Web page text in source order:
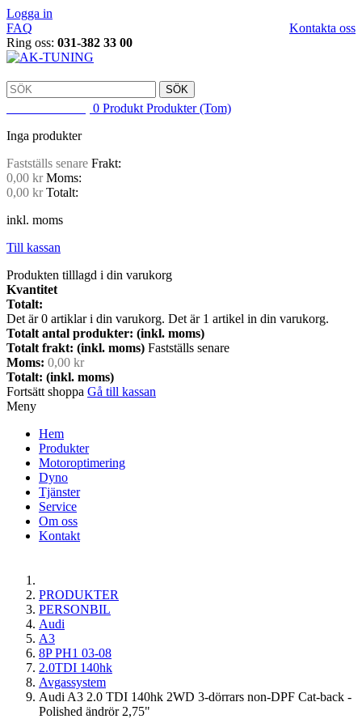
Logga in
Kontakta oss
FAQ
Ring oss: 031-382 33 00
SÖK
0 Produkt Produkter (Tom)
Inga produkter
Fastställs senare Frakt:
0,00 kr Moms:
0,00 kr Totalt:
inkl. moms
Till kassan
Produkten tilllagd i din varukorg
Kvantitet
Totalt:
Det är0 artiklar i din varukorg. Det är 1 artikel in din varukorg.
Totalt antal produkter: (inkl. moms)
Totalt frakt: (inkl. moms) Fastställs senare
Moms: 0,00 kr
Totalt: (inkl. moms)
Fortsätt shoppa Gå till kassan
Meny
Hem
Produkter
Motoroptimering
Dyno
Tjänster
Service
Om oss
Kontakt
PRODUKTER
PERSONBIL
Audi
A3
8P PH1 03-08
2.0TDI 140hk
Avgassystem
Audi A3 2.0 TDI 140hk 2WD 3-dörrars non-DPF Cat-back -
Polished ändrör 2,75"